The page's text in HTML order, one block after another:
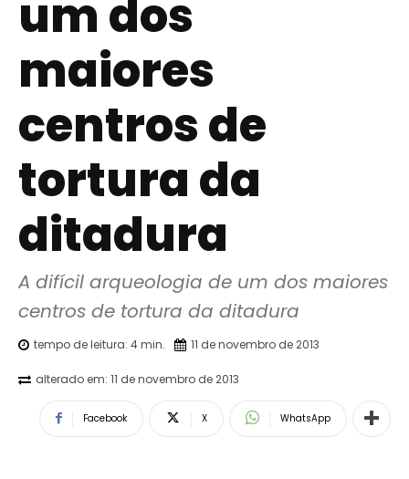
um dos
maiores
centros de
tortura da
ditadura
A difícil arqueologia de um dos maiores
centros de tortura da ditadura
tempo de leitura: 4min. 11 de novembro de 2013
alterado em: 11 de novembro de 2013
Facebook X WhatsApp